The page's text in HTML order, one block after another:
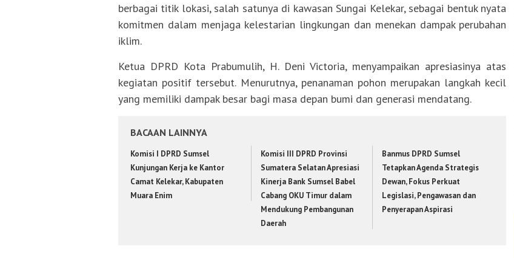
berbagai titik lokasi, salah satunya di kawasan Sungai Kelekar, sebagai bentuk nyata
komitmen dalam menjaga kelestarian lingkungan dan menekan dampak perubahan
iklim.
Ketua DPRD Kota Prabumulih, H. Deni Victoria, menyampaikan apresiasinya atas
kegiatan positif tersebut. Menurutnya, penanaman pohon merupakan langkah kecil
yang memiliki dampak besar bagi masa depan bumi dan generasi mendatang.
BACAAN LAINNYA
Komisi I DPRD Sumsel
Kunjungan Kerja ke Kantor
Camat Kelekar, Kabupaten
Muara Enim
Komisi III DPRD Provinsi
Sumatera Selatan Apresiasi
Kinerja Bank Sumsel Babel
Cabang OKU Timur dalam
Mendukung Pembangunan
Daerah
Banmus DPRD Sumsel
Tetapkan Agenda Strategis
Dewan, Fokus Perkuat
Legislasi, Pengawasan dan
Penyerapan Aspirasi